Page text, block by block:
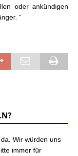
oder ankündigen
“
Wir würden uns
immer für